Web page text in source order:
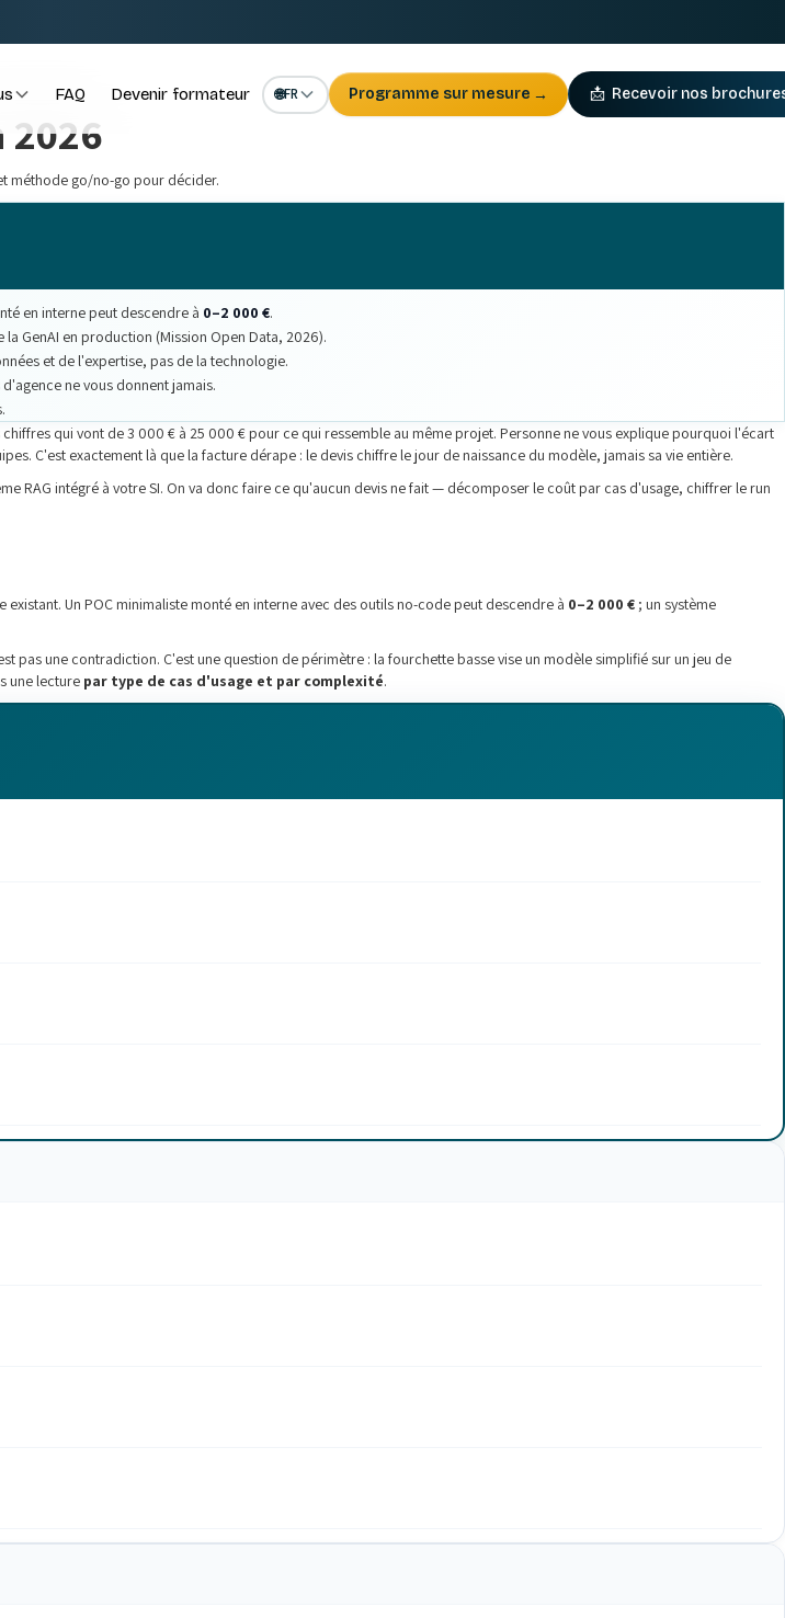
FAQ Devenir formateur 🌐FR Programme sur mesure → 📩 Recevoir nos
2026
méthode go/no-go pour décider.
en interne peut descendre à 0–2 000 €.
la GenAI en production (Mission Open Data, 2026).
et de l'expertise, pas de la technologie.
ne vous donnent jamais.
qui vont de 3 000 € à 25 000 € pour ce qui ressemble au même projet. Personne ne vous explique pourquoi l'écart
C'est exactement là que la facture dérape : le devis chiffre le jour de naissance du modèle, jamais sa vie entière.
RAG intégré à votre SI. On va donc faire ce qu'aucun devis ne fait — décomposer le coût par cas d'usage, chiffrer le run
Un POC minimaliste monté en interne avec des outils no-code peut descendre à 0–2 000 € ; un système
une contradiction. C'est une question de périmètre : la fourchette basse vise un modèle simplifié sur un jeu de
une lecture par type de cas d'usage et par complexité.